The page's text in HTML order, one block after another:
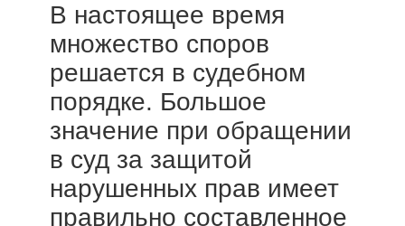
В настоящее время
множество споров
решается в судебном
порядке. Большое
значение при обращении
в суд за защитой
нарушенных прав имеет
правильно составленное